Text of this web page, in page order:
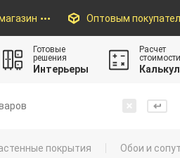
Оптовым
Готовые
решения
Интерьеры
Расчет
стоимости
покрытия Обои и